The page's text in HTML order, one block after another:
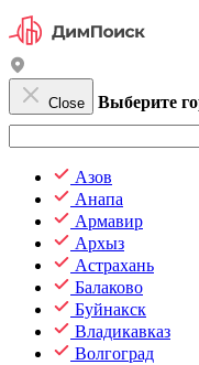
Close Выберите
Азов
Анапа
Армавир
Архыз
Астрахань
Балаково
Буйнакск
Владикавказ
Волгоград